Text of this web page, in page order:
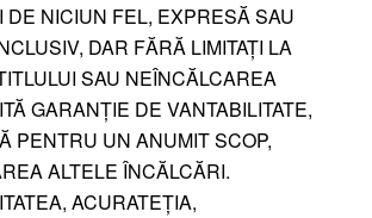
DE NICIUN FEL, EXPRESĂ SAU
DAR FĂRĂ LIMITAȚI LA
SAU NEÎNCĂLCAREA
GARANȚIE DE VANTABILITATE,
PENTRU UN ANUMIT SCOP,
ALTELE ÎNCĂLCĂRI.
ACURATEȚIA,